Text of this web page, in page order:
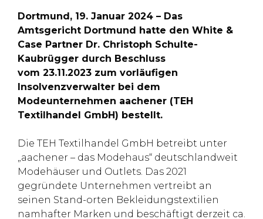
Dortmund, 19. Januar 2024 – Das
Amtsgericht Dortmund hatte den White &
Case Partner Dr. Christoph Schulte-
Kaubrügger durch Beschluss
vom 23.11.2023 zum vorläufigen
Insolvenzverwalter bei dem
Modeunternehmen aachener (TEH
Textilhandel GmbH) bestellt.
Die TEH Textilhandel GmbH betreibt unter
„aachener – das Modehaus“ deutschlandweit
Modehäuser und Outlets. Das 2021
gegründete Unternehmen vertreibt an
seinen Stand-orten Bekleidungstextilien
namhafter Marken und beschäftigt derzeit ca.